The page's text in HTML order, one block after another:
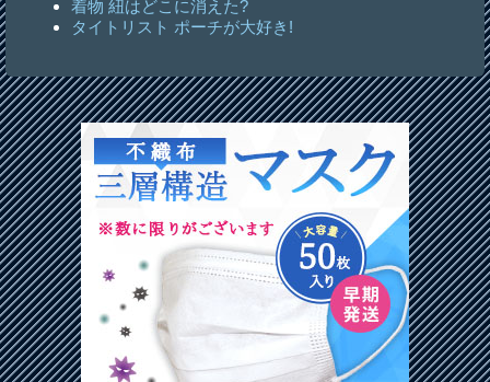
着物 紐はどこに消えた?
タイトリスト ポーチが大好き!